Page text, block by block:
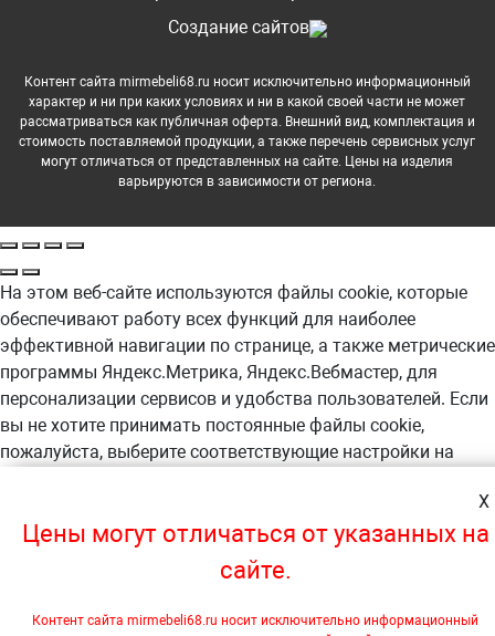
Cоздание сайтов
Контент сайта mirmebeli68.ru носит исключительно информационный
характер и ни при каких условиях и ни в какой своей части не может
рассматриваться как публичная оферта. Внешний вид, комплектация и
стоимость поставляемой продукции, а также перечень сервисных услуг
могут отличаться от представленных на сайте. Цены на изделия
варьируются в зависимости от региона.
X
Цены могут отличаться от указанных на
сайте.
Контент сайта mirmebeli68.ru носит исключительно информационный
На этом веб-сайте используются файлы cookie, которые
обеспечивают работу всех функций для наиболее
эффективной навигации по странице, а также метрические
программы Яндекс.Метрика, Яндекс.Вебмастер, для
персонализации сервисов и удобства пользователей. Если
вы не хотите принимать постоянные файлы cookie,
пожалуйста, выберите соответствующие настройки на
метрических программ Яндекс.Метрика,
Яндекс.Вебмастер, ваших пользовательских данных. А так
же вы предоставляете свое согласие на использование
файлов cookie на этом веб-сайте. Более подробная